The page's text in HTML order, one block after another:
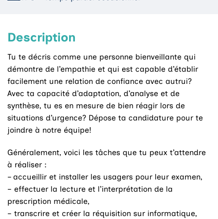
Description
Tu te décris comme une personne bienveillante qui
démontre de l’empathie et qui est capable d’établir
facilement une relation de confiance avec autrui?
Avec ta capacité d’adaptation, d’analyse et de
synthèse, tu es en mesure de bien réagir lors de
situations d’urgence? Dépose ta candidature pour te
joindre à notre équipe!
Généralement, voici les tâches que tu peux t’attendre
à réaliser :
– accueillir et installer les usagers pour leur examen,
– effectuer la lecture et l’interprétation de la
prescription médicale,
– transcrire et créer la réquisition sur informatique,